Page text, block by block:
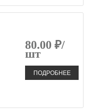
80.00 ₽/
шт
ПОДРОБНЕЕ